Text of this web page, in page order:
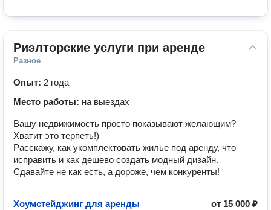
Риэлторские услуги при аренде
Разное
Опыт: 2 года
Место работы: на выездах
Вашу недвижимость просто показывают желающим?
Хватит это терпеть!)
Расскажу, как укомплектовать жилье под аренду, что
исправить и как дешево создать модный дизайн.
Сдавайте не как есть, а дороже, чем конкуренты!
от 15 000 ₽
Хоумстейджинг для аренды